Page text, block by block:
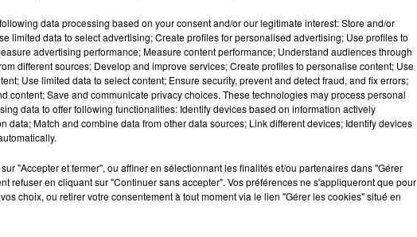
data processing based on your consent and/or our legitimate interest: Store and/or
limited data to select advertising; Create profiles for personalised advertising; Use profiles to
advertising performance; Measure content performance; Understand audiences through
different sources; Develop and improve services; Create profiles to personalise content; Use
Use limited data to select content; Ensure security, prevent and detect fraud, and fix errors;
content; Save and communicate privacy choices. These technologies may process personal
data to offer following functionalities: Identify devices based on information actively
data; Match and combine data from other data sources; Link different devices; Identify devices
"Accepter et fermer", ou affiner en sélectionnant les finalités et/ou partenaires dans "Gérer
refuser en cliquant sur "Continuer sans accepter". Vos préférences ne s'appliqueront que pour
choix, ou retirer votre consentement à tout moment via le lien "Gérer les cookies" situé en